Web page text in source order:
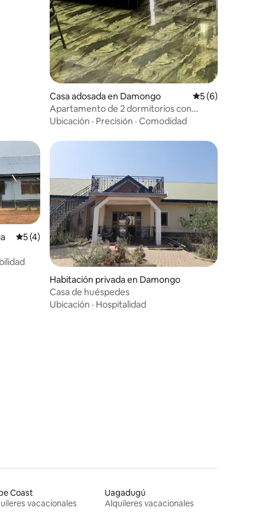
Casa adosada en Damongo Calificación
5 (6)
Apartamento de 2 dormitorios con
cocina completa y baño.
Ubicación · Precisión · Comodidad
Calificación promedio: 5 de 5; 4 evaluaciones
5 (4)
Habitación privada en Damongo
Casa de huéspedes
Ubicación · Hospitalidad
Coast
vacacionales
Uagadugú
Alquileres vacacionales